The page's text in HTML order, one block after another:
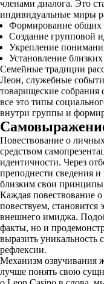
членами диалога. Это
индивидуальные миры
Формирование общих
Создание групповой
Укрепление
Установление близких
Семейные традиции
Леон, служебные
товарищеские собрания
все это типы
внутри группы и
Повествование о
средством
идентичности. Через
преподнести сведения
близким свои
Каждая повествование
повествуем,
внешнего имиджа.
факты, но и
выразить
рефлексии.
Механизм озвучивания
лучше понять свою